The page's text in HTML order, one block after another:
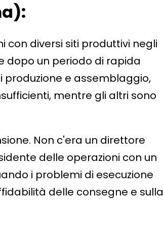
con diversi siti produttivi negli
dopo un periodo di rapida
produzione e assemblaggio,
mentre gli altri sono
Non c'era un direttore
delle operazioni con un
i problemi di esecuzione
delle consegne e sulla